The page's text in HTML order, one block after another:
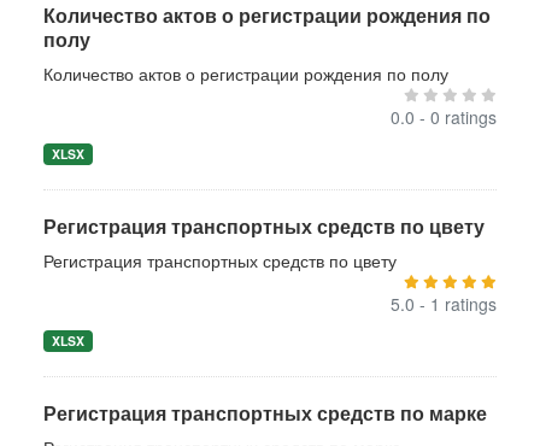
Количество актов о регистрации рождения по
полу
Количество актов о регистрации рождения по полу
0.0 - 0 ratings
XLSX
Регистрация транспортных средств по цвету
Регистрация транспортных средств по цвету
5.0 - 1 ratings
XLSX
Регистрация транспортных средств по марке